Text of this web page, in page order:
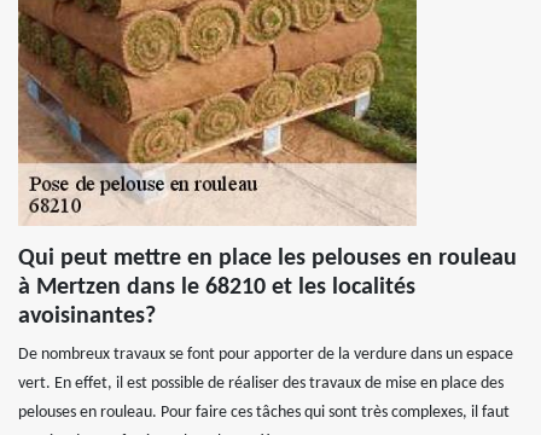
Qui peut mettre en place les pelouses en rouleau
à Mertzen dans le 68210 et les localités
avoisinantes?
De nombreux travaux se font pour apporter de la verdure dans un espace
vert. En effet, il est possible de réaliser des travaux de mise en place des
pelouses en rouleau. Pour faire ces tâches qui sont très complexes, il faut